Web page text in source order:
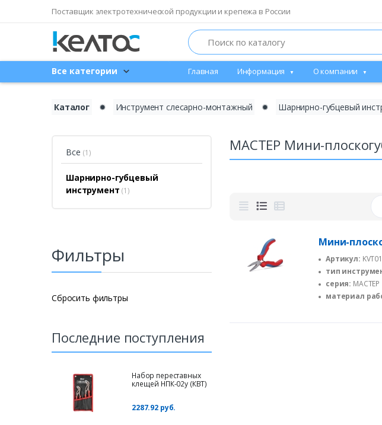
Поставщик электротехнической продукции и крепежа в России
Search
Все категории Главная Информация О компании
Каталог ✹ Инструмент слесарно-монтажный ✹ Шарнирно-губцевый
Все (1)
Шарнирно-губцевый
инструмент (1)
Фильтры
Сбросить фильтры
Последние поступления
Набор переставных
клещей НПК-02у (КВТ)
2287.92 руб.
МАСТЕР Мини-
Мини-
Артикул:
тип
серия: МАСТЕР
материал